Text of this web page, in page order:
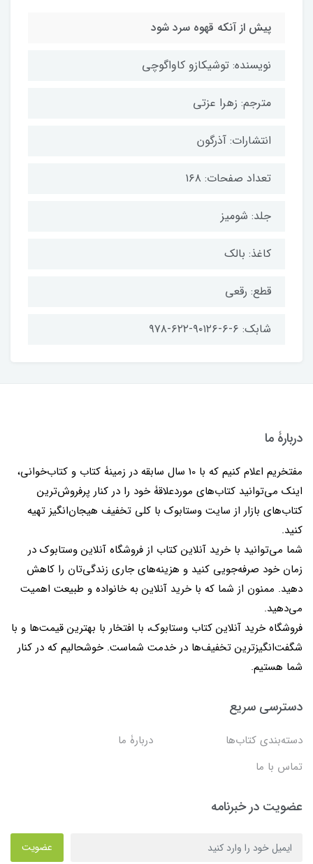
پیش از آنکه قهوه سرد شود
نویسنده: توشیکازو کاواگوچی
مترجم: زهرا عزتی
انتشارات: آذرگون
تعداد صفحات: ۱۶۸
جلد: شومیز
کاغذ: بالک
قطع: رقعی
شابک: ۶-۶-۹۰۱۲۶-۶۲۲-۹۷۸
دربارۀ ما
مفتخریم اعلام کنیم که با 10 سال سابقه در زمینۀ کتاب و کتاب‌خوانی،
اینک می‌توانید کتاب‌های موردعلاقۀ خود را در کنار پرفروش‌ترین
کتاب‌های بازار از سایت وستابوک با کلی تخفیف هیجان‌انگیز تهیه
کنید.
شما می‌توانید با خرید آنلاین کتاب از فروشگاه آنلاین وستابوک در
زمان خود صرفه‌جویی کنید و هزینه‌های جاری زندگی‌تان را کاهش
دهید. ممنون از شما که با خرید آنلاین به خانواده و طبیعت اهمیت
می‌دهید.
فروشگاه خرید آنلاین کتاب وستابوک، با افتخار با بهترین قیمت‌ها و با
شگفت‌انگیزترین تخفیف‌ها در خدمت شماست. خوشحالیم که در کنار
شما هستیم.
دسترسی سریع
دسته‌بندی کتاب‌ها
دربارۀ ما
تماس با ما
عضویت در خبرنامه
عضویت